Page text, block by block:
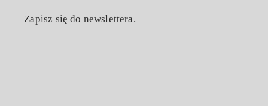
Zapisz się do newslettera.